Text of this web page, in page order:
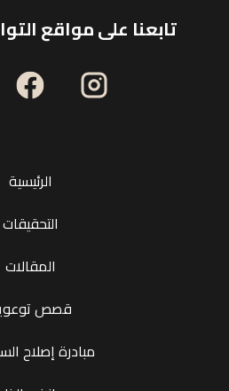
تابعنا على مواقع
الرئيسية
التحقيقات
المقالات
قصص
مبادرة إصلاح